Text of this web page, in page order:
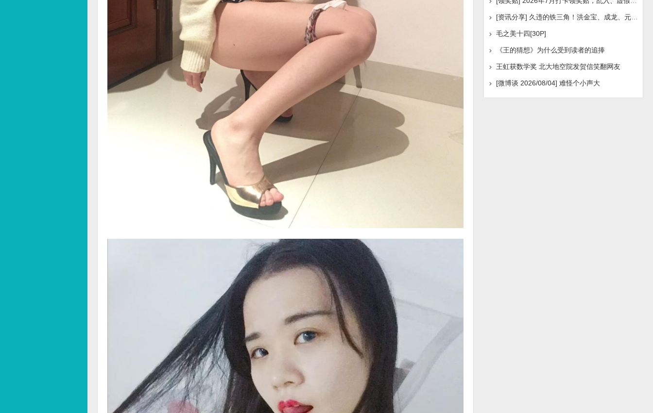
[资讯分享] 久违的铁三角！洪金宝、成龙、元彪最新合照
毛之美十四[30P]
《王的猜想》为什么受到读者的追捧
王虹获数学奖 北大地空院发贺信笑翻网友
[微博谈 2026/08/04] 难怪个小声大